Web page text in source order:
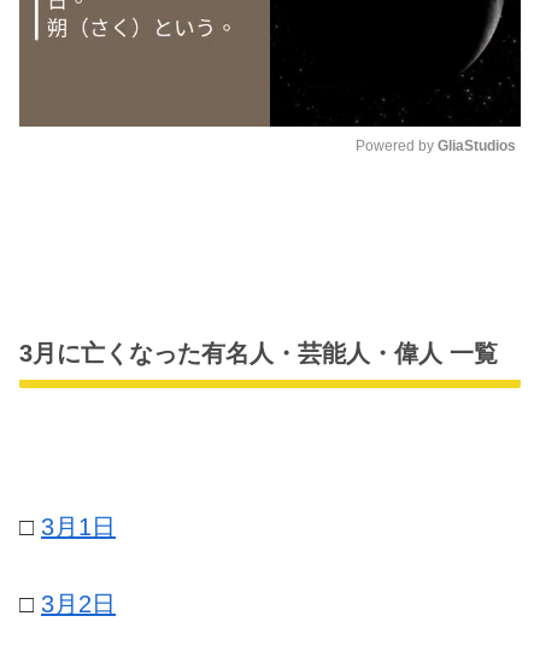
Powered by GliaStudios
3月に亡くなった有名人・芸能人・偉人 一覧
□ 3月1日
□ 3月2日